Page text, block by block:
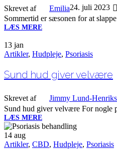
Skrevet af Emilia24. juli 2023
Sommertid er sæsonen for at
LÆS MERE
13 jan
Artikler, Hudpleje, Psoriasis
Sund hud giver velvære
Skrevet af Jimmy Lund-
Sund hud giver velvære For nogle
LÆS MERE
14 aug
Artikler, CBD, Hudpleje, Psoriasis